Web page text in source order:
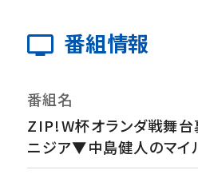
番組情報
番組名
ZIP!W杯オランダ戦舞
ニジア▼中島健人のマイ